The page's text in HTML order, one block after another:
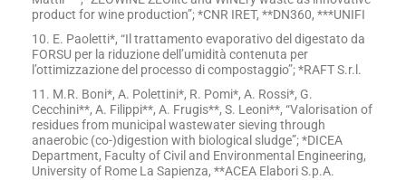
product for wine production”; *CNR IRET, **DN360, ***UNIFI
10. E. Paoletti*, “Il trattamento evaporativo del digestato da
FORSU per la riduzione dell’umidità contenuta per
l’ottimizzazione del processo di compostaggio”; *RAFT S.r.l.
11. M.R. Boni*, A. Polettini*, R. Pomi*, A. Rossi*, G.
Cecchini**, A. Filippi**, A. Frugis**, S. Leoni**, “Valorisation of
residues from municipal wastewater sieving through
anaerobic (co-)digestion with biological sludge”; *DICEA
Department, Faculty of Civil and Environmental Engineering,
University of Rome La Sapienza, **ACEA Elabori S.p.A.